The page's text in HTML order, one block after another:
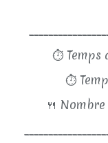
⏱ Temps
⏱
🍴 Nombre